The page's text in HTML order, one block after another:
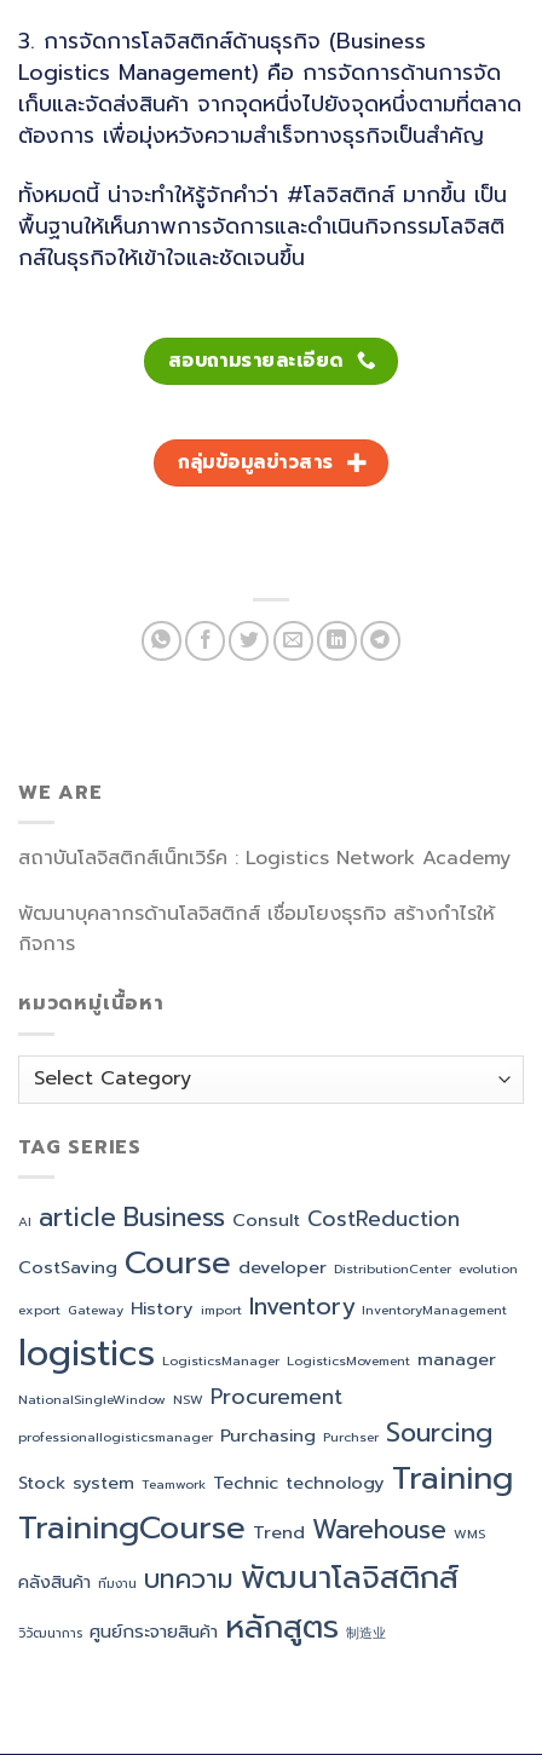
3. การจัดการโลจิสติกส์ด้านธุรกิจ (Business
Logistics Management) คือ การจัดการด้านการจัด
เก็บและจัดส่งสินค้า จากจุดหนึ่งไปยังจุดหนึ่งตามที่ตลาด
ต้องการ เพื่อมุ่งหวังความสำเร็จทางธุรกิจเป็นสำคัญ
ทั้งหมดนี้ น่าจะทำให้รู้จักคำว่า #โลจิสติกส์ มากขึ้น เป็น
พื้นฐานให้เห็นภาพการจัดการและดำเนินกิจกรรมโลจิสติ
กส์ในธุรกิจให้เข้าใจและชัดเจนขึ้น
สอบถามรายละเอียด
กลุ่มข้อมูลข่าวสาร
WE ARE
สถาบันโลจิสติกส์เน็ทเวิร์ค : Logistics Network Academy
พัฒนาบุคลากรด้านโลจิสติกส์ เชื่อมโยงธุรกิจ สร้างกำไรให้
กิจการ
หมวดหมู่เนื้อหา
หมวด
TAG SERIES
AI article Business Consult CostReduction
CostSaving Course developer DistributionCenter evolution
export Gateway History import Inventory InventoryManagement
logistics LogisticsManager LogisticsMovement manager
NationalSingleWindow NSW Procurement
professionallogisticsmanager Purchasing Purchser Sourcing
Stock system Teamwork Technic technology Training
TrainingCourse Trend Warehouse WMS
คลังสินค้า ทีมงาน บทความ พัฒนาโลจิสติกส์
วิวัฒนาการ ศูนย์กระจายสินค้า หลักสูตร 制造业